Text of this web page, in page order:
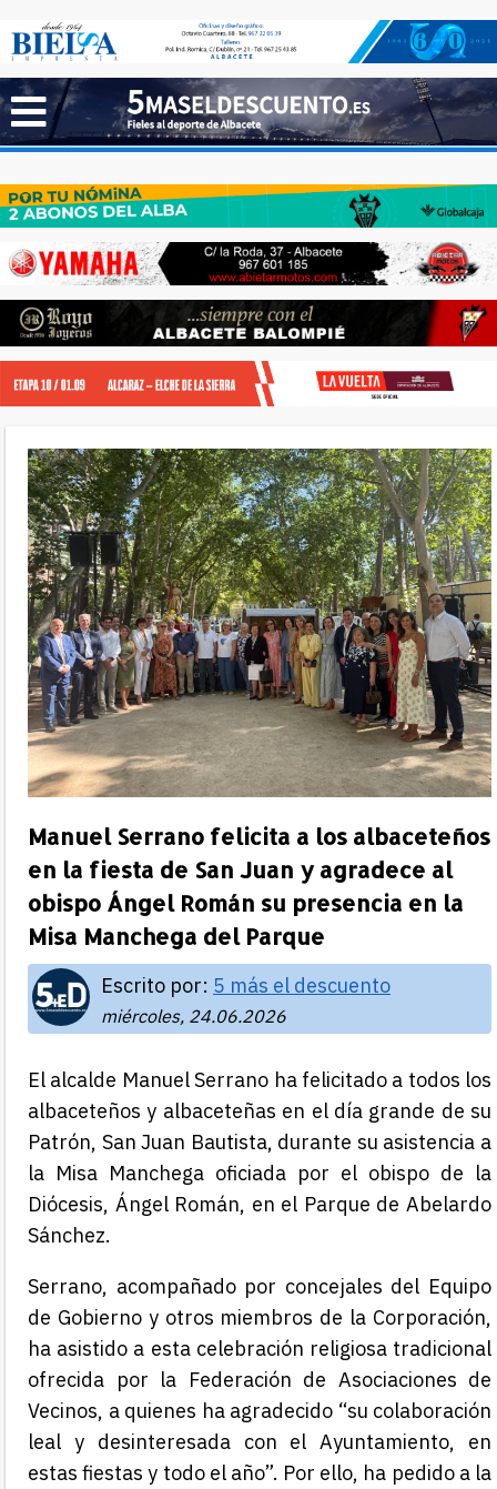
Manuel Serrano felicita a los albaceteños
en la fiesta de San Juan y agradece al
obispo Ángel Román su presencia en la
Misa Manchega del Parque
Escrito por: 5 más el descuento
miércoles, 24.06.2026
El alcalde Manuel Serrano ha felicitado a todos los
albaceteños y albaceteñas en el día grande de su
Patrón, San Juan Bautista, durante su asistencia a
la Misa Manchega oficiada por el obispo de la
Diócesis, Ángel Román, en el Parque de Abelardo
Sánchez.
Serrano, acompañado por concejales del Equipo
de Gobierno y otros miembros de la Corporación,
ha asistido a esta celebración religiosa tradicional
ofrecida por la Federación de Asociaciones de
Vecinos, a quienes ha agradecido “su colaboración
leal y desinteresada con el Ayuntamiento, en
estas fiestas y todo el año”. Por ello, ha pedido a la